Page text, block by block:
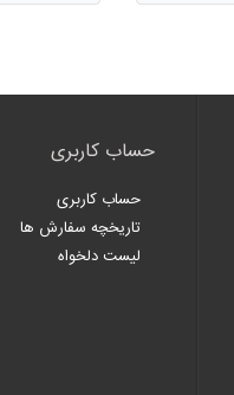
حساب کاربری
حساب کاربری
تاریخچه سفارش ها
لیست دلخواه